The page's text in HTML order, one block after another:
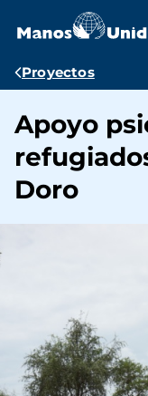
contenido
Ruta
navegación
Proyectos
Apoyo
Doro